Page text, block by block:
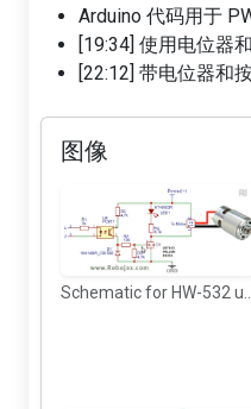
Arduino 代码用于
[19:34] 使用电位器
[22:12] 带电位器和
图像